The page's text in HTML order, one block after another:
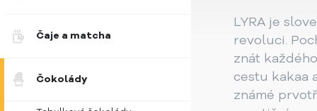
LYRA je
revoluci.
znát
cestu kakaa
známé
Čaje a matcha
Čokolády